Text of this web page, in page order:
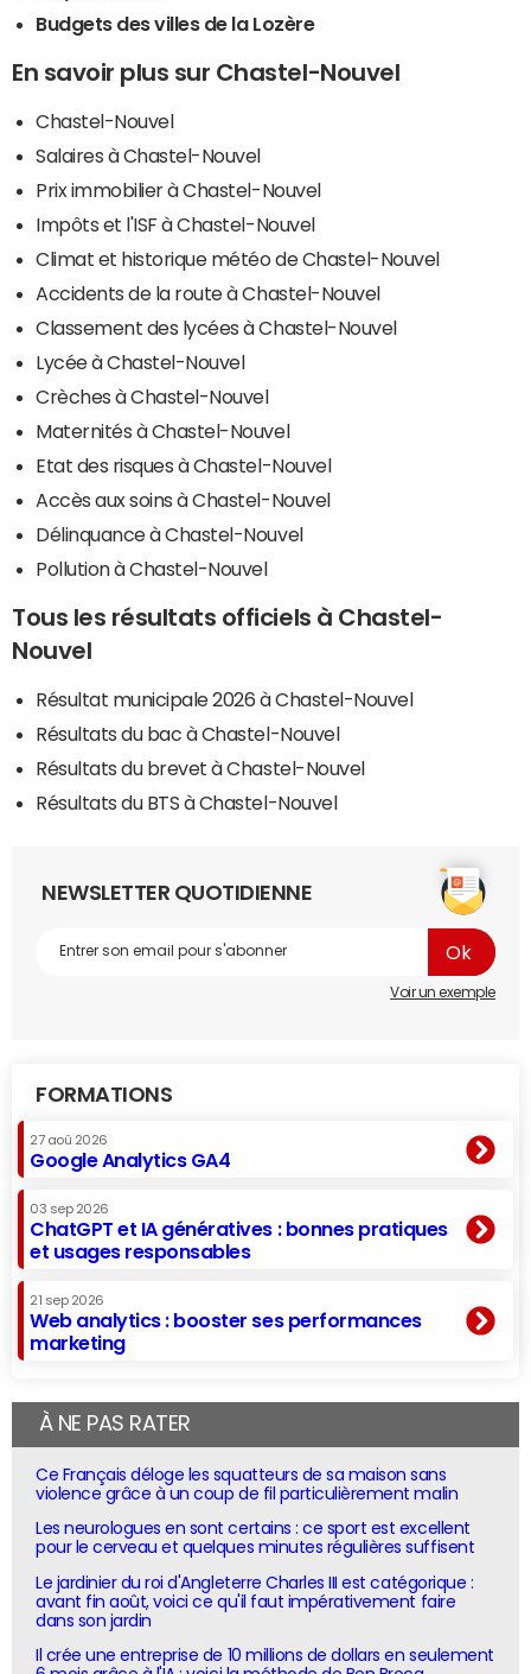
Budgets des villes de la Lozère
En savoir plus sur Chastel-Nouvel
Chastel-Nouvel
Salaires à Chastel-Nouvel
Prix immobilier à Chastel-Nouvel
Impôts et l'ISF à Chastel-Nouvel
Climat et historique météo de Chastel-Nouvel
Accidents de la route à Chastel-Nouvel
Classement des lycées à Chastel-Nouvel
Lycée à Chastel-Nouvel
Crèches à Chastel-Nouvel
Maternités à Chastel-Nouvel
Etat des risques à Chastel-Nouvel
Accès aux soins à Chastel-Nouvel
Délinquance à Chastel-Nouvel
Pollution à Chastel-Nouvel
Tous les résultats officiels à Chastel-
Nouvel
Résultat municipale 2026 à Chastel-Nouvel
Résultats du bac à Chastel-Nouvel
Résultats du brevet à Chastel-Nouvel
Résultats du BTS à Chastel-Nouvel
NEWSLETTER QUOTIDIENNE
Voir un exemple
FORMATIONS
27 aoû 2026
Google Analytics GA4
03 sep 2026
ChatGPT et IA génératives : bonnes pratiques
et usages responsables
21 sep 2026
Web analytics : booster ses performances
marketing
À NE PAS RATER
Ce Français déloge les squatteurs de sa maison sans
violence grâce à un coup de fil particulièrement malin
Les neurologues en sont certains : ce sport est excellent
pour le cerveau et quelques minutes régulières suffisent
Le jardinier du roi d'Angleterre Charles III est catégorique :
avant fin août, voici ce qu'il faut impérativement faire
dans son jardin
Il crée une entreprise de 10 millions de dollars en seulement